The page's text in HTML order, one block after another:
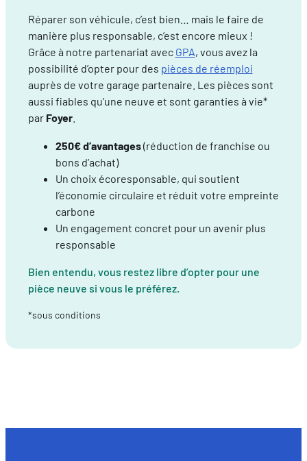
sociaux utilisés et vous permettre de visualiser du contenu
hébergé sur un site externe.
Réparer son véhicule, c’est bien… mais le faire de
manière plus responsable, c’est encore mieux !
Grâce à notre partenariat avec GPA, vous avez la
possibilité d’opter pour des pièces de réemploi
auprès de votre garage partenaire. Les pièces sont
aussi fiables qu’une neuve et sont garanties à vie*
par Foyer.
250€ d’avantages(réduction de franchise ou
bons d’achat)
Un choix écoresponsable, qui soutient
l’économie circulaire et réduit votre empreinte
carbone
Un engagement concret pour un avenir plus
responsable
Bien entendu, vous restez libre d’opter pour une
pièce neuve si vous le préférez.
*sous conditions